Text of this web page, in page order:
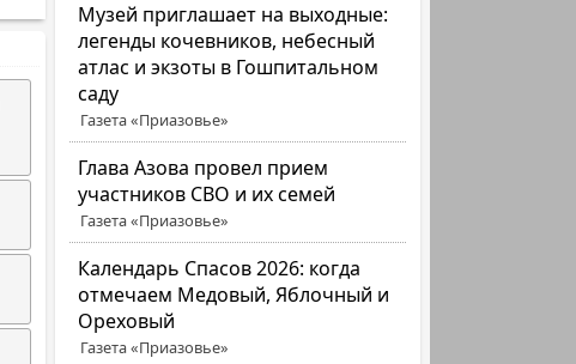
Музей приглашает на выходные:
легенды кочевников, небесный
атлас и экзоты в Гошпитальном
саду
Газета «Приазовье»
Глава Азова провел прием
участников СВО и их семей
Газета «Приазовье»
Календарь Спасов 2026: когда
отмечаем Медовый, Яблочный и
Ореховый
Газета «Приазовье»